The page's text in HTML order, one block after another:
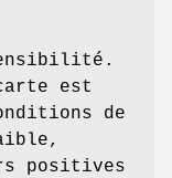
est
de
positives